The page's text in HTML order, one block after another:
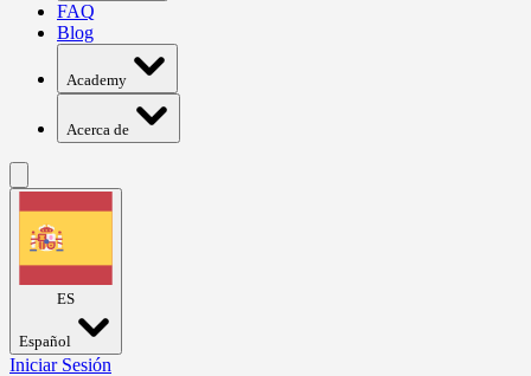
FAQ
Blog
Academy
Acerca de
ES
Español
Iniciar Sesión